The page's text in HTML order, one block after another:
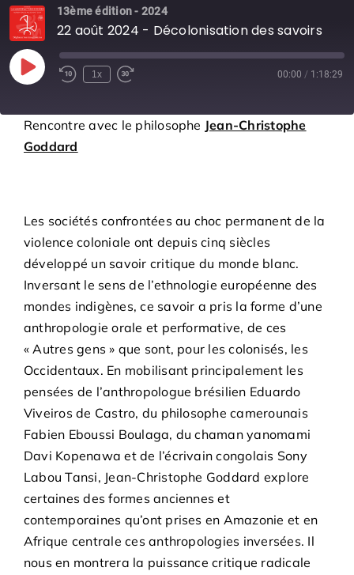
Archives
Contact
13ème édition - 2024
22 août 2024 - Décolonisation des savoirs
Play
Episode
1x 00:00 / 1:18:29
Rencontre avec le philosophe Jean-Christophe
Goddard
Les sociétés confrontées au choc permanent de la
violence coloniale ont depuis cinq siècles
développé un savoir critique du monde blanc.
Inversant le sens de l’ethnologie européenne des
mondes indigènes, ce savoir a pris la forme d’une
anthropologie orale et performative, de ces
« Autres gens » que sont, pour les colonisés, les
Occidentaux. En mobilisant principalement les
pensées de l’anthropologue brésilien Eduardo
Viveiros de Castro, du philosophe camerounais
Fabien Eboussi Boulaga, du chaman yanomami
Davi Kopenawa et de l’écrivain congolais Sony
Labou Tansi, Jean-Christophe Goddard explore
certaines des formes anciennes et
contemporaines qu’ont prises en Amazonie et en
Afrique centrale ces anthropologies inversées. Il
nous en montrera la puissance critique radicale